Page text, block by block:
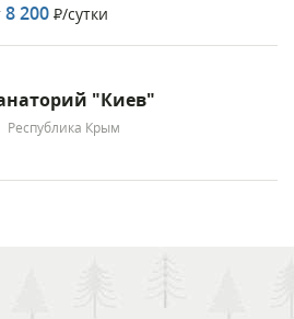
8 200 Р/сутки
"Киев"
Республика Крым